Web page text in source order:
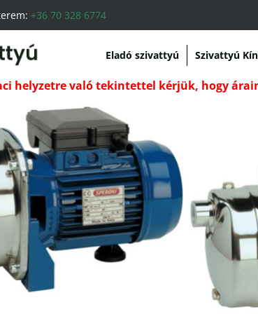
+36 70 328 6774
Eladó szivattyú Szivattyú
helyzetre való tekintettel kérjük, hogy